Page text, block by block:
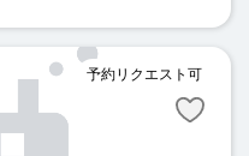
予約リクエスト可